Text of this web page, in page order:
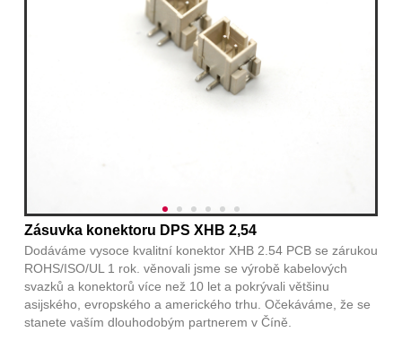
Zásuvka konektoru DPS XHB 2,54
Dodáváme vysoce kvalitní konektor XHB 2.54 PCB se zárukou
ROHS/ISO/UL 1 rok. věnovali jsme se výrobě kabelových
svazků a konektorů více než 10 let a pokrývali většinu
asijského, evropského a amerického trhu. Očekáváme, že se
stanete vaším dlouhodobým partnerem v Číně.